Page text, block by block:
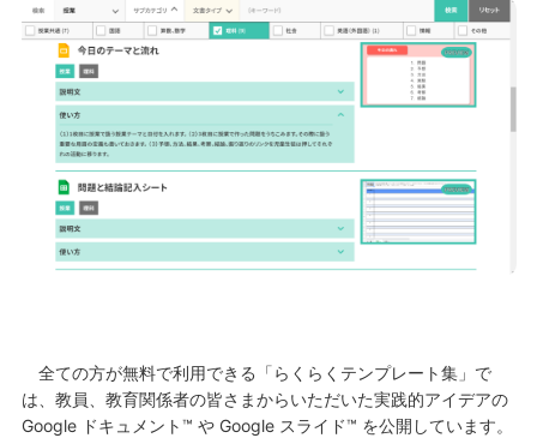
全ての方が無料で利用できる「らくらくテンプレート集」 で
は、教員
教育関係者の皆さまからいただいた実践的アイデアの
Google ドキュメント™ や Google スライド™ を公開しています。